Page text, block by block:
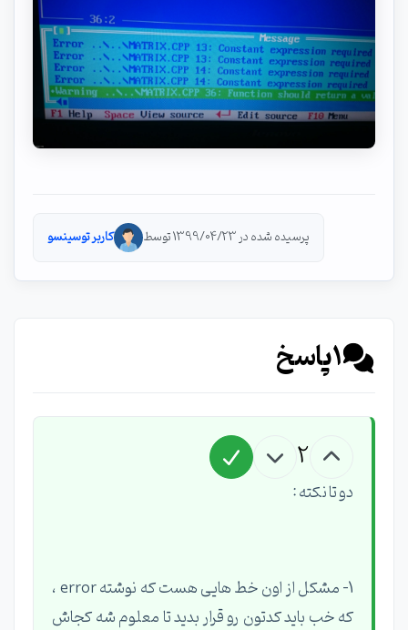
پرسیده شده در 1399/04/23 توسط کاربر توسینسو
1پاسخ
2
دو تا نکته :
1- مشکل از اون خط هایی هست که نوشته error ،
که خب باید کدتون رو قرار بدید تا معلوم شه کجاش